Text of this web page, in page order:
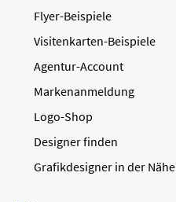
Flyer-Beispiele
Visitenkarten-Beispiele
Agentur-Account
Markenanmeldung
Logo-Shop
Designer finden
Grafikdesigner in der Nähe